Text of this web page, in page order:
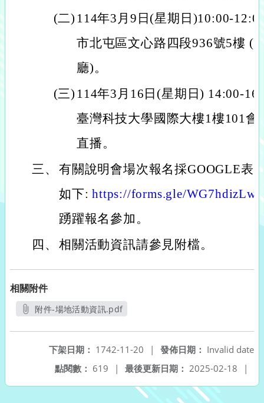
(二) 114年3月9日(星期日)10:00-
市北屯區文心路四段936號5樓 (
廳)。
(三) 114年3月16日(星期日) 14:00-
臺灣科技大學國際大樓1樓101
直播。
三、 有關說明會場次報名採GOOGLE表
如下:https://forms.gle/
踴躍報名參加。
四、 相關活動資訊請參見附檔。
相關附件
附件-場地活動資訊.pdf
發佈日期： Invalid date
下架日期： 1742-11-20
|
最後更新日期： 2025-02-18 |
點閱數： 619 |